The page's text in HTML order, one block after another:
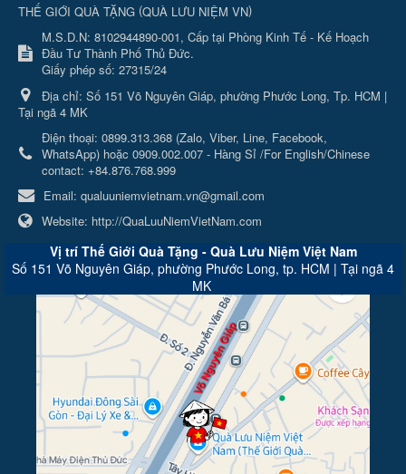
THẾ GIỚI QUÀ TẶNG (QUÀ LƯU NIỆM VN)
M.S.D.N: 8102944890-001, Cấp tại Phòng Kinh Tế - Kế Hoạch
Đầu Tư Thành Phố Thủ Đức.
Giấy phép số: 27315/24
Địa chỉ: Số 151 Võ Nguyên Giáp, phường Phước Long, Tp. HCM |
Tại ngã 4 MK
Điện thoại: 0899.313.368 (Zalo, Viber, Line, Facebook,
WhatsApp) hoặc 0909.002.007 - Hàng Sỉ /For English/Chinese
contact: +84.876.768.999
Email: qualuuniemvietnam.vn@gmail.com
Website: http://QuaLuuNiemVietNam.com
Vị trí Thế Giới Quà Tặng - Quà Lưu Niệm Việt Nam
Số 151 Võ Nguyên Giáp, phường Phước Long, tp. HCM | Tại ngã 4
MK